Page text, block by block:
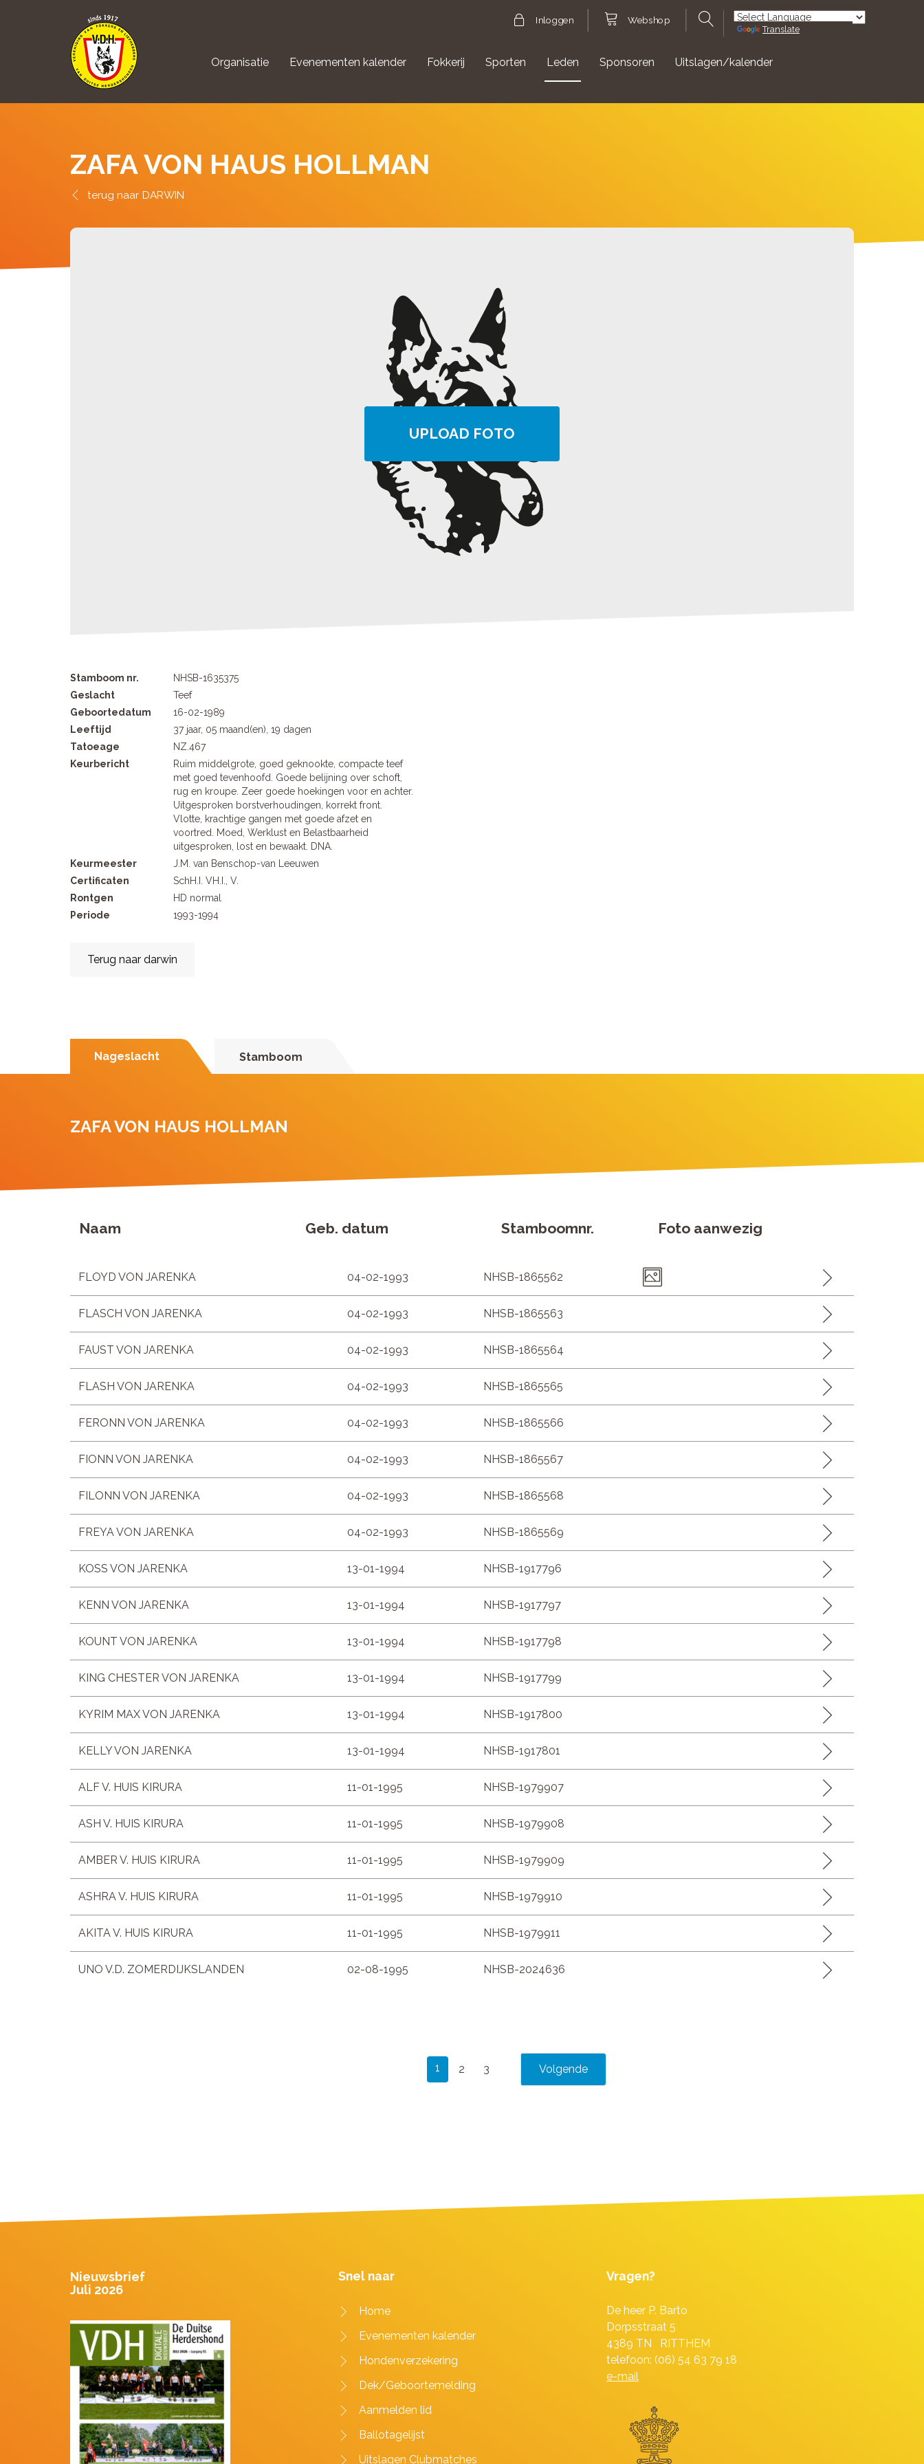
Inloggen Webshop
Powered by
Translate
Organisatie Evenementen kalender Fokkerij Sporten Leden Sponsoren Uitslagen/kalender
ZAFA VON HAUS HOLLMAN
DARWIN
Stamboom nr.
NHSB-1635375
Geslacht
Teef
Geboortedatum
16-02-1989
Leeftijd
37 jaar, 05 maand(en), 19 dagen
Tatoeage
NZ.467
Keurbericht
Ruim middelgrote, goed geknookte, compacte teef
met goed tevenhoofd. Goede belijning over schoft,
rug en kroupe. Zeer goede hoekingen voor en achter.
Uitgesproken borstverhoudingen, korrekt front.
Vlotte, krachtige gangen met goede afzet en
voortred. Moed, Werklust en Belastbaarheid
uitgesproken, lost en bewaakt. DNA.
Keurmeester
J.M. van Benschop-van Leeuwen
Certificaten
SchH.I. VH.I., V.
Rontgen
HD normal
Periode
1993-1994
Terug naar darwin
Nageslacht Stamboom
ZAFA VON HAUS HOLLMAN
Naam Geb. datum Stamboomnr. Foto aanwezig
FLOYD VON JARENKA 04-02-1993 NHSB-1865562
FLASCH VON JARENKA 04-02-1993 NHSB-1865563
FAUST VON JARENKA 04-02-1993 NHSB-1865564
FLASH VON JARENKA 04-02-1993 NHSB-1865565
FERONN VON JARENKA 04-02-1993 NHSB-1865566
FIONN VON JARENKA 04-02-1993 NHSB-1865567
FILONN VON JARENKA 04-02-1993 NHSB-1865568
FREYA VON JARENKA 04-02-1993 NHSB-1865569
KOSS VON JARENKA 13-01-1994 NHSB-1917796
KENN VON JARENKA 13-01-1994 NHSB-1917797
KOUNT VON JARENKA 13-01-1994 NHSB-1917798
KING CHESTER VON JARENKA 13-01-1994 NHSB-1917799
KYRIM MAX VON JARENKA 13-01-1994 NHSB-1917800
KELLY VON JARENKA 13-01-1994 NHSB-1917801
ALF V. HUIS KIRURA 11-01-1995 NHSB-1979907
ASH V. HUIS KIRURA 11-01-1995 NHSB-1979908
AMBER V. HUIS KIRURA 11-01-1995 NHSB-1979909
ASHRA V. HUIS KIRURA 11-01-1995 NHSB-1979910
AKITA V. HUIS KIRURA 11-01-1995 NHSB-1979911
UNO V.D. ZOMERDIJKSLANDEN 02-08-1995 NHSB-2024636
1 2 3
Nieuwsbrief
Juli 2026
Snel naar
Home
Evenementen kalender
Hondenverzekering
Dek/Geboortemelding
Aanmelden lid
Ballotagelijst
Uitslagen Clubmatches
Vragen?
De heer P. Barto
Dorpsstraat 5
4389 TN RITTHEM
telefoon: (06) 54 63 79 18
e-mail